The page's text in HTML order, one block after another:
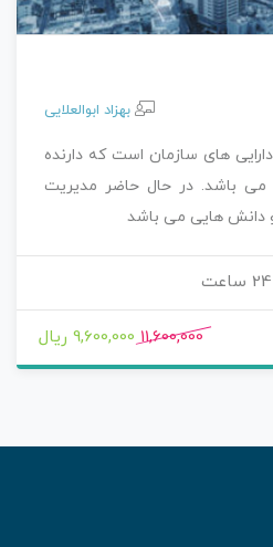
بهزاد ابوالعلایی
های سازمان است که دارنده
می باشد. در حال حاضر مدیریت
و دانش هایی می باشد
11,600,000 9,600,000 ریال